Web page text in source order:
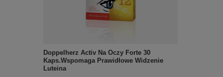
Doppelherz Activ Na Oczy Forte 30
Kaps.Wspomaga Prawidłowe Widzenie
Luteina